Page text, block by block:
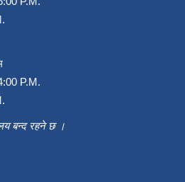
P.M.
बन्द रहने छ ।